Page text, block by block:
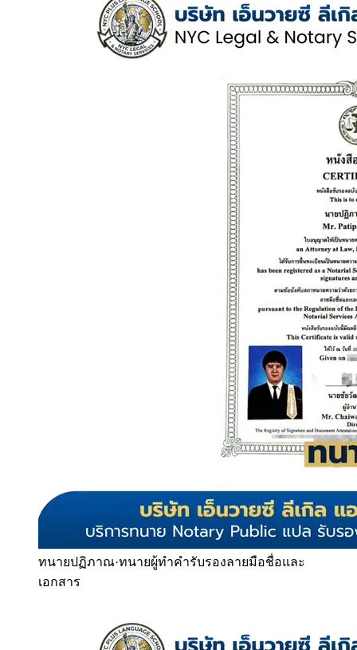
ทนายปฏิภาณ·ทนายผู้ทำคำรับรองลายมือชื่อและ
เอกสาร